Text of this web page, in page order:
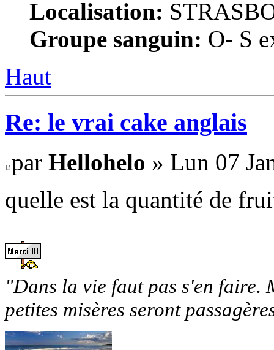
Localisation:
Groupe sanguin: O- S
Haut
Re: le vrai cake anglais
par Hellohelo » Lun 07
quelle est la quantité de
"Dans la vie faut pas s'en faire.
petites misères seront